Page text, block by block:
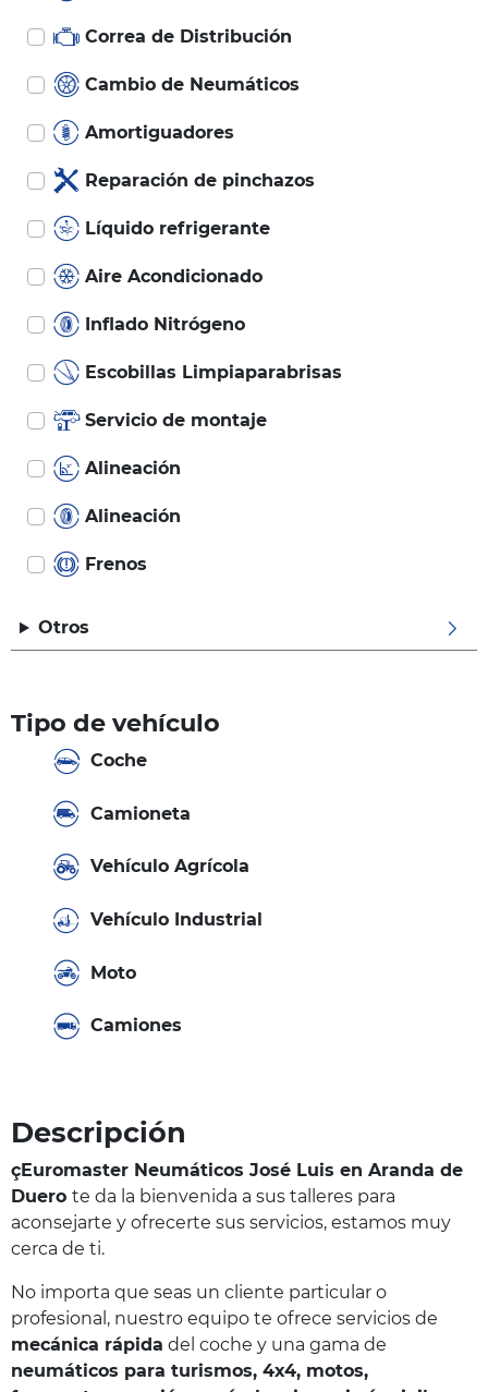
Correa de Distribución
Cambio de Neumáticos
Amortiguadores
Reparación de pinchazos
Líquido refrigerante
Aire Acondicionado
Inflado Nitrógeno
Escobillas Limpiaparabrisas
Servicio de montaje
Alineación
Alineación
Frenos
Otros
Tipo de vehículo
Coche
Camioneta
Vehículo Agrícola
Vehículo Industrial
Moto
Camiones
Descripción
çEuromaster Neumáticos José Luis en Aranda de
Duero te da la bienvenida a sus talleres para
aconsejarte y ofrecerte sus servicios, estamos muy
cerca de ti.
No importa que seas un cliente particular o
profesional, nuestro equipo te ofrece servicios de
mecánica rápida del coche y una gama de
neumáticos para turismos, 4x4, motos,